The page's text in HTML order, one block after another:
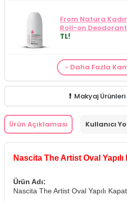
From Natura
Roll-on
TL!
Makyaj
Makyaj Ürünü
Daha Fazla
Makyaj Ürünleri
Ürün Açıklaması Kullanıcı
Nascita The Artist Oval Yapılı
Ürün Adı:
Nascita The Artist Oval Yapılı